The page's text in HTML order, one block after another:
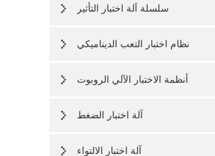
سلسلة آلة اختبار التأثير
نظام اختبار التعب الديناميكي
أنظمة الاختبار الآلي الروبوت
آلة اختبار الضغط
آلة اختبار الالتواء